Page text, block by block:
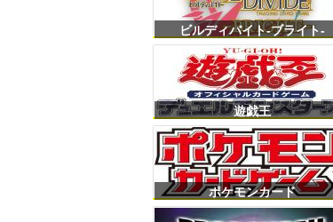
ビルディバイト-ブライト-
遊戯王
ポケモンカード